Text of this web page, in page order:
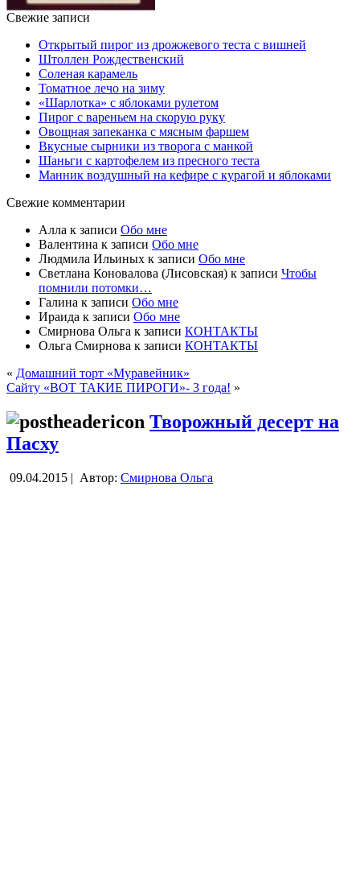
Свежие записи
Открытый пирог из дрожжевого теста с вишней
Штоллен Рождественский
Соленая карамель
Томатное лечо на зиму
«Шарлотка» с яблоками рулетом
Пирог с вареньем на скорую руку
Овощная запеканка с мясным фаршем
Вкусные сырники из творога с манкой
Шаньги с картофелем из пресного теста
Манник воздушный на кефире с курагой и яблоками
Свежие комментарии
Алла к записи Обо мне
Валентина к записи Обо мне
Людмила Ильиных к записи Обо мне
Светлана Коновалова (Лисовская) к записи Чтобы
помнили потомки…
Галина к записи Обо мне
Ираида к записи Обо мне
Смирнова Ольга к записи КОНТАКТЫ
Ольга Смирнова к записи КОНТАКТЫ
« Домашний торт «Муравейник»
Сайту «ВОТ ТАКИЕ ПИРОГИ»- 3 года! »
Творожный десерт на
Пасху
09.04.2015 | Автор: Смирнова Ольга